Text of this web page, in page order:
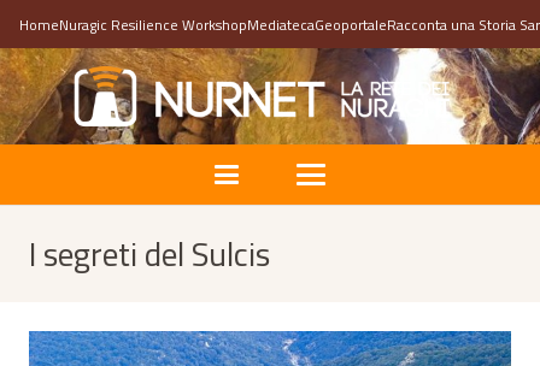
HomeNuragic Resilience WorkshopMediatecaGeoportaleRacconta una Storia
I segreti del Sulcis